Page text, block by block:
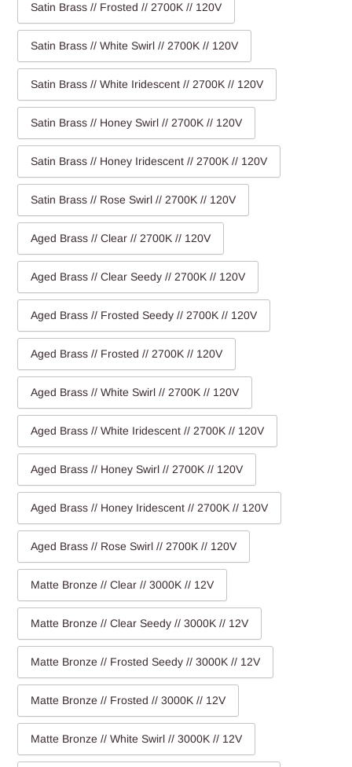
Satin Brass // Frosted // 2700K // 120V
Satin Brass // White Swirl // 2700K // 120V
Satin Brass // White Iridescent // 2700K // 120V
Satin Brass // Honey Swirl // 2700K // 120V
Satin Brass // Honey Iridescent // 2700K // 120V
Satin Brass // Rose Swirl // 2700K // 120V
Aged Brass // Clear // 2700K // 120V
Aged Brass // Clear Seedy // 2700K // 120V
Aged Brass // Frosted Seedy // 2700K // 120V
Aged Brass // Frosted // 2700K // 120V
Aged Brass // White Swirl // 2700K // 120V
Aged Brass // White Iridescent // 2700K // 120V
Aged Brass // Honey Swirl // 2700K // 120V
Aged Brass // Honey Iridescent // 2700K // 120V
Aged Brass // Rose Swirl // 2700K // 120V
Matte Bronze // Clear // 3000K // 12V
Matte Bronze // Clear Seedy // 3000K // 12V
Matte Bronze // Frosted Seedy // 3000K // 12V
Matte Bronze // Frosted // 3000K // 12V
Matte Bronze // White Swirl // 3000K // 12V